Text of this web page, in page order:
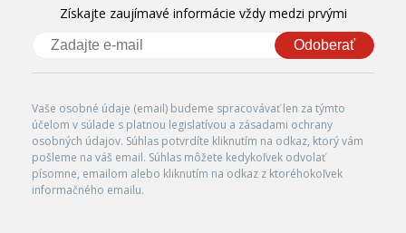
Získajte zaujímavé informácie vždy medzi prvými
Odoberať
Vaše osobné údaje (email) budeme spracovávať len za týmto
účelom v súlade s platnou legislatívou a zásadami ochrany
osobných údajov. Súhlas potvrdíte kliknutím na odkaz, ktorý vám
pošleme na váš email. Súhlas môžete kedykoľvek odvolať
písomne, emailom alebo kliknutím na odkaz z ktoréhokoľvek
informačného emailu.